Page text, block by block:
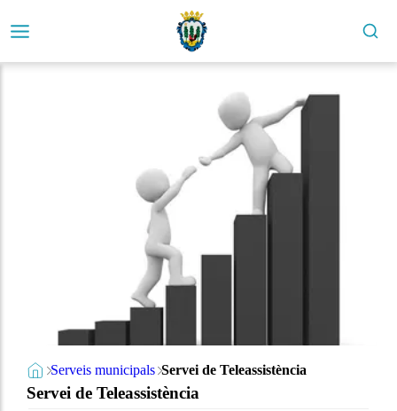
Serveis municipals Servei de Teleassistència
Servei de Teleassistència